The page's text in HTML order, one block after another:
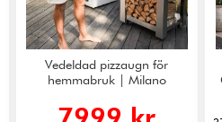
Vedeldad pizzaugn för
hemmabruk | Milano